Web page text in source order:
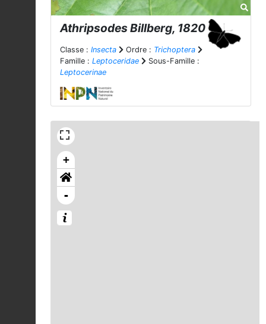
Athripsodes Billberg, 1820
Classe : Insecta Ordre : Trichoptera
Famille : Leptoceridae
Sous-Famille :
Leptocerinae
+
-